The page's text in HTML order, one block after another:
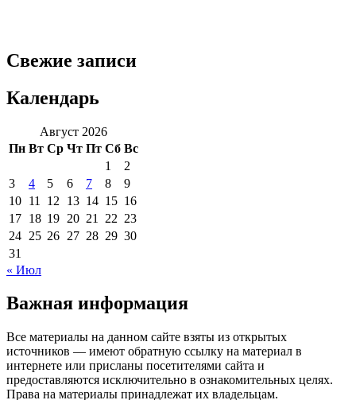
Свежие записи
Календарь
Август 2026
Пн Вт Ср Чт Пт Сб Вс
1
2
3
4 5 6 7 8
9
10 11 12 13 14 15 16
17 18 19 20 21 22 23
24 25 26 27 28 29 30
31
« Июл
Важная информация
Все материалы на данном сайте взяты из открытых
источников — имеют обратную ссылку на материал в
интернете или присланы посетителями сайта и
предоставляются исключительно в ознакомительных целях.
Права на материалы принадлежат их владельцам.